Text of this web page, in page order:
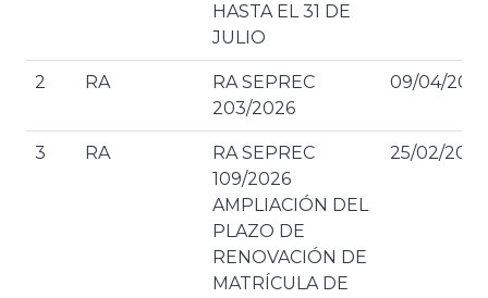
HASTA EL 31 DE
JULIO
2 RA
RA SEPREC
203/2026
09/04/
3 RA
RA SEPREC
109/2026
AMPLIACIÓN DEL
PLAZO DE
RENOVACIÓN DE
MATRÍCULA DE
25/02/2026